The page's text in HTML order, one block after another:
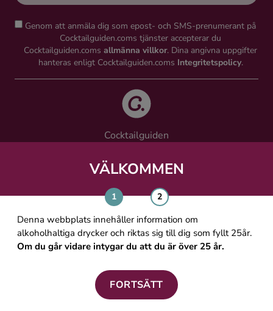
VÄLKOMMEN
Denna webbplats innehåller information om
alkoholhaltiga drycker och riktas sig till dig som fyllt 25år.
Om du går vidare intygar du att du är över 25 år.
FORTSÄTT
Genom att anmäla dig som epost- och SMS-prenumerant på
Cocktailguiden.coms tjänster accepterar du
Cocktailguiden.coms allmänna villkor. Dina angivna uppgifter
hanteras enligt Cocktailguiden.coms Integritetspolicy.
Cocktailguiden
Västra Järnvägsgatan 21, 111 64 Stockholm
ALLMÄNNA VILLKOR
PERSONUPPGIFTSPOLICY